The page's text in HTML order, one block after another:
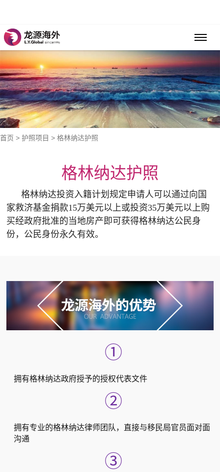
首页 > 护照项目 > 格林纳达护照
格林纳达护照
格林纳达投资入籍计划规定申请人可以通过向国
家救济基金捐款15万美元以上或投资35万美元以上购
买经政府批准的当地房产即可获得格林纳达公民身
份，公民身份永久有效。
①
拥有格林纳达政府授予的授权代表文件
②
拥有专业的格林纳达律师团队，直接与移民局官员面对面
沟通
③